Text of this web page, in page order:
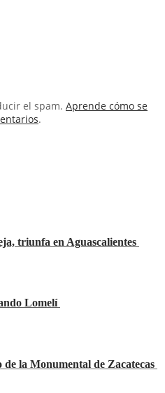
el spam. Aprende cómo se
.
triunfa en Aguascalientes
Lomelí
la Monumental de Zacatecas